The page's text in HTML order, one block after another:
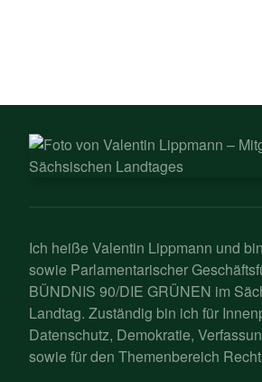
Ich heiße Valentin Lippmann und
sowie Parlamentarischer
BÜNDNIS 90/DIE GRÜNEN im
Landtag. Zuständig bin ich für
Datenschutz, Demokratie,
sowie für den Themenbereich